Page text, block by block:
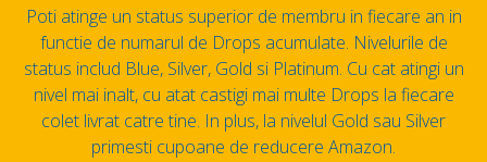
Poti atinge un status superior de membru in fiecare an in
functie de numarul de Drops acumulate. Nivelurile de
status includ Blue, Silver, Gold si Platinum. Cu cat atingi un
nivel mai inalt, cu atat castigi mai multe Drops la fiecare
colet livrat catre tine. In plus, la nivelul Gold sau Silver
primesti cupoane de reducere Amazon.